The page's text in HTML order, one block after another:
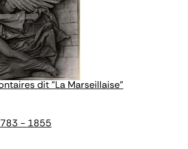
dit "La Marseillaise"
- 1855